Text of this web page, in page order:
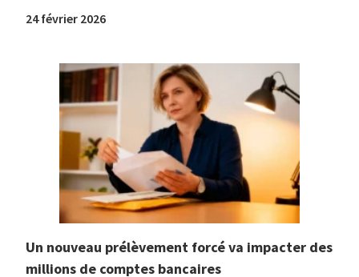
24 février 2026
Un nouveau prélèvement forcé va impacter des
millions de comptes bancaires